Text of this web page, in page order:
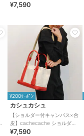
ーショントート
¥7,590
¥200ｸｰﾎﾟﾝ
カシュカシュ
【ショルダー付キャンバス×合
皮】cachecache ショルダー
付きパーテーションキャンバ
¥7,590